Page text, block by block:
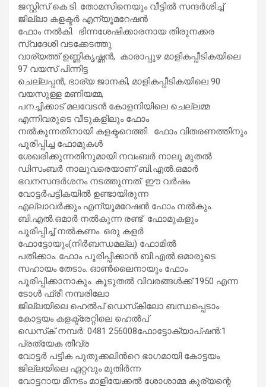
ജസ്റ്റിസ് കെ.ടി. തോമസിനെയും വീട്ടിൽ സന്ദർശിച്ച്
ജില്ലാ കളക്ടർ എന്യൂമറേഷൻ
ഫോം നൽകി. ഭിന്നശേഷിക്കാരനായ തിരുനക്കര
സ്വദേശി വടക്കേടത്തു
വാര്യത്ത് ഉണ്ണികൃഷ്ണൻ, കാരാപ്പുഴ മാളികപ്പീടികയിലെ
97 വയസ് പിന്നിട്ട
ചെല്ലപ്പൻ, ഭാര്യ ജാനകി, മാളികപ്പീടികയിലെ 90
വയസുള്ള മണിയമ്മ,
പനച്ചിക്കാട് മലവേടൻ കോളനിയിലെ ചെല്ലമ്മ
എന്നിവരുടെ വീടുകളിലും ഫോം
നൽകുന്നതിനായി കളക്ടറെത്തി. ഫോം വിതരണത്തിനും
പൂരിപ്പിച്ച ഫോമുകൾ
ശേഖരിക്കുന്നതിനുമായി നവംബർ നാലു മുതൽ
ഡിസംബർ നാലുവരെയാണ് ബി.എൽ.ഒമാർ
ഭവനസന്ദർശനം നടത്തുന്നത്. ഈ വർഷം
വോട്ടർപട്ടികയിൽ ഉണ്ടായിരുന്ന
എല്ലാവർക്കും എന്യൂമറേഷൻ ഫോം നൽകും.
ബി.എൽ.ഒമാർ നൽകുന്ന രണ്ട് ഫോമുകളും
പൂരിപ്പിച്ച് നൽകണം. ഒരു കളർ
ഫോട്ടോയും(നിർബന്ധമല്ല) ഫോമിൽ
പതിക്കാം. ഫോം പൂരിപ്പിക്കാൻ ബി.എൽ.ഒമാരുടെ
സഹായം തേടാം. ഓൺലൈനായും ഫോം
പൂരിപ്പിക്കാനാകും. കൂടുതൽ വിവരങ്ങൾക്ക് 1950 എന്ന
ടോൾ ഫ്രീ നമ്പരിലോ
ജില്ലയിലെ ഹെൽപ് ഡെസ്‌കിലോ ബന്ധപ്പെടാം.
കോട്ടയം കളക്ട്രേറ്റിലെ ഹെൽപ്
ഡെസ്‌ക് നമ്പർ: 0481 256008ഫോട്ടോക്യാപ്ഷൻ:1
പ്രത്യേക തീവ്ര
വോട്ടർ പട്ടിക പുതുക്കലിൻറെ ഭാഗമായി കോട്ടയം
ജില്ലയിലെ ഏറ്റവും മുതിർന്ന
വോട്ടറായ മീനടം മാളിയേക്കൽ ശോശാമ്മ കുര്യന്റെ